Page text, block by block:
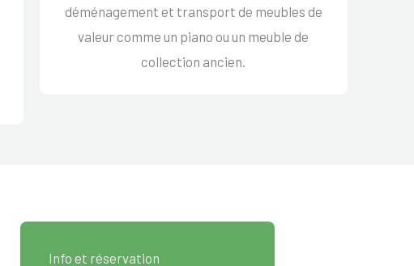
déménagement et transport de meubles de
valeur comme un piano ou un meuble de
collection ancien.
Info et réservation